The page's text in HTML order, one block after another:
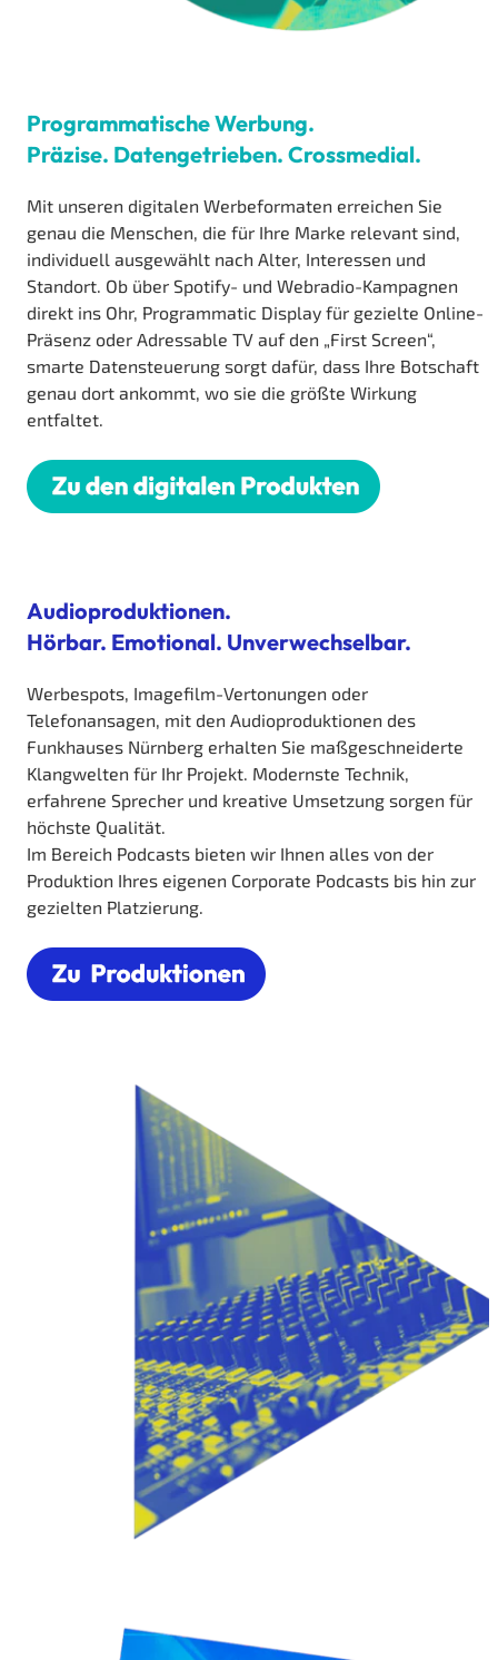
Programmatische Werbung.
Präzise. Datengetrieben. Crossmedial.
Mit unseren digitalen Werbeformaten erreichen Sie
genau die Menschen, die für Ihre Marke relevant sind,
individuell ausgewählt nach Alter, Interessen und
Standort. Ob über Spotify- und Webradio-Kampagnen
direkt ins Ohr, Programmatic Display für gezielte Online-
Präsenz oder Adressable TV auf den „First Screen“,
smarte Datensteuerung sorgt dafür, dass Ihre Botschaft
genau dort ankommt, wo sie die größte Wirkung
entfaltet.
Audioproduktionen.
Hörbar. Emotional. Unverwechselbar.
Werbespots, Imagefilm-Vertonungen oder
Telefonansagen, mit den Audioproduktionen des
Funkhauses Nürnberg erhalten Sie maßgeschneiderte
Klangwelten für Ihr Projekt. Modernste Technik,
erfahrene Sprecher und kreative Umsetzung sorgen für
höchste Qualität.
Im Bereich Podcasts bieten wir Ihnen alles von der
Produktion Ihres eigenen Corporate Podcasts bis hin zur
gezielten Platzierung.